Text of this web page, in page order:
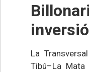
La
Tibú–La